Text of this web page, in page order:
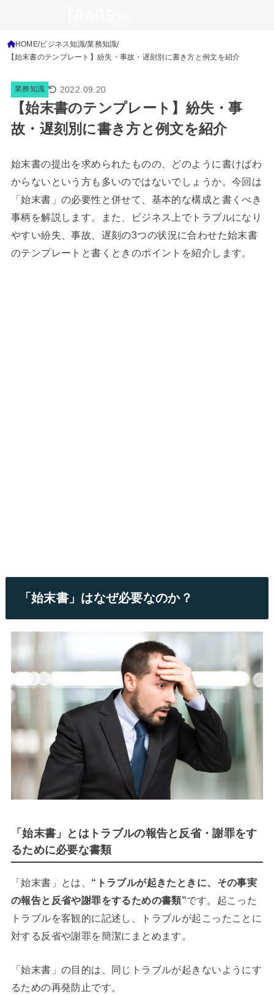
HOME ビジネス知識 業務知識
【始末書のテンプレート】紛失・事故・遅刻別に書き方と例文を紹介
業務知識 2022.09.20
【始末書のテンプレート】紛失・事
故・遅刻別に書き方と例文を紹介
始末書の提出を求められたものの、どのように書けばわ
からないという方も多いのではないでしょうか。今回は
「始末書」の必要性と併せて、基本的な構成と書くべき
事柄を解説します。また、ビジネス上でトラブルになり
やすい紛失、事故、遅刻の3つの状況に合わせた始末書
のテンプレートと書くときのポイントを紹介します。
「始末書」はなぜ必要なのか？
「始末書」とはトラブルの報告と反省・謝罪をす
るために必要な書類
「始末書」とは、 “トラブルが起きたときに、その事実
の報告と反省や謝罪をするための書類”です。起こった
トラブルを客観的に記述し、トラブルが起こったことに
対する反省や謝罪を簡潔にまとめます。
「始末書」の目的は、同じトラブルが起きないようにす
るための再発防止です。